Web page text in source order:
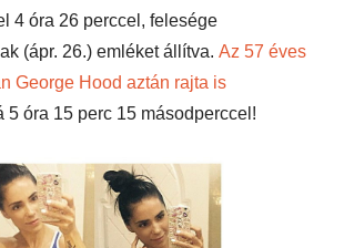
4 óra 26 perccel, felesége
(ápr. 26.) emléket állítva. Az 57 éves
George Hood aztán rajta is
5 óra 15 perc 15 másodperccel!